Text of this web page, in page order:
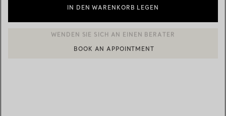
IN DEN WARENKORB LEGEN
EINEN KUNDENBERATER KONTAKTIEREN ODER EINEN